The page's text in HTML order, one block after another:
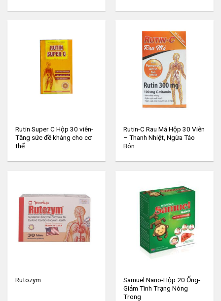
Rutin Super C Hộp 30 viên-
Tăng sức đề kháng cho cơ
thể
Rutin-C Rau Má Hộp 30 Viên
– Thanh Nhiệt, Ngừa Táo
Bón
Rutozym
Samuel Nano-Hộp 20 Ống-
Giảm Tình Trạng Nóng
Trong